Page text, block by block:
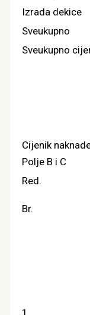
Izrada dekice
Sveukupno
Sveukupno
Cijenik
Polje B i C
Red.
Br.
1